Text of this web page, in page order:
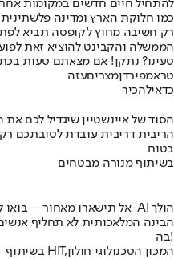
להתחיל חיים חדשים במקומות
כמו חלוקת הארץ ומדינה
רק חשיבה מחוץ לקופסה תביא
הממשלה והקבינט להוציא זאת
טעינו? נתקן! אם מצאתם טעות
טראמפירדןמצריםעזה
כדאילהכיר
הסוד של איינשטיין שיגדיל לכם את
הריבית דריבית עובדת לטובתכם
בטוח
בשיתוף מנורה מבטחים
אל תישארו מאחור – בואו לגלות לאן ה-AI הולך
הבינה המלאכותית לא תחליף
בה!
בשיתוף HIT,המכון הטכנולוגי חולון